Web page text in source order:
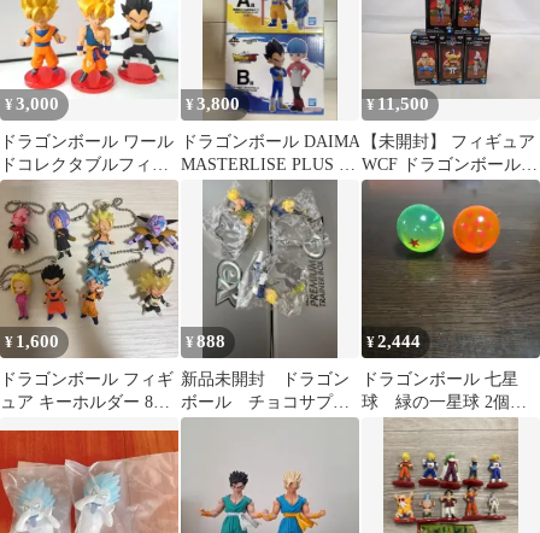
¥3,000
ドラゴンボール ワール
ドコレクタブルフィギ
ュア 孫悟空 ベジータ 3
体セット
¥3,800
ドラゴンボール DAIMA
MASTERLISE PLUS フ
ィギュアセット
¥11,500
【未開封】 フィギュア
WCF ドラゴンボール
少年期編4 全5種セット
¥ 1,600
ドラゴンボール フィギ
ュア キーホルダー 8種
¥888
新品未開封 ドラゴン
ボール チョコサプ
ミニフィギュア 3体セ
¥2,444
ドラゴンボール 七星
球 緑の一星球 2個セ
ットフィギュア 置物